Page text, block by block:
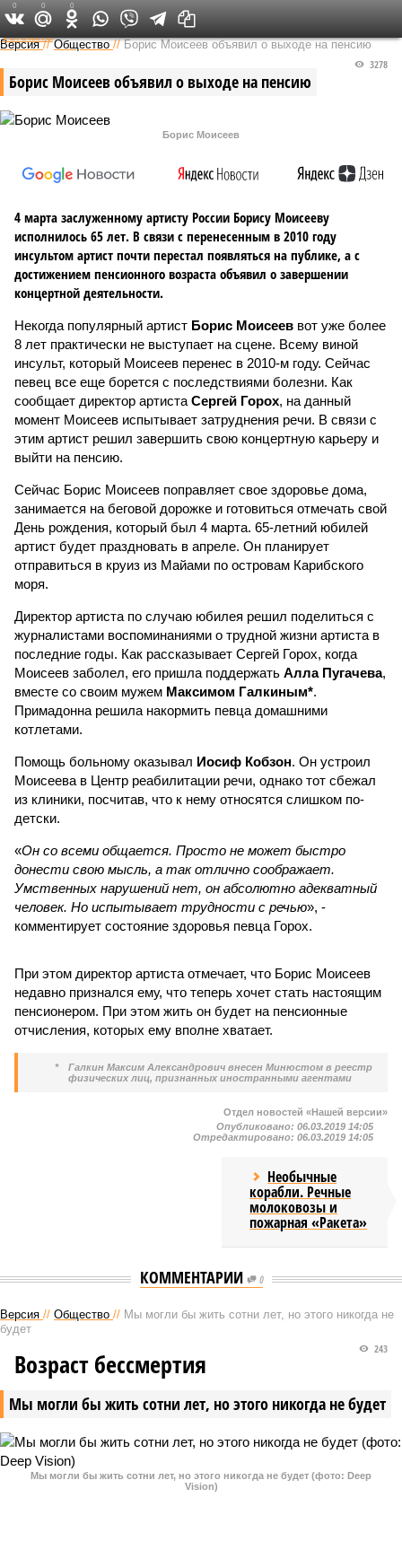
Федеральный выпуск
Версия //Общество //Борис Моисеев объявил о выходе на пенсию
Борис Моисеев объявил о выходе на пенсию
3278
Борис Моисеев
4 марта заслуженному артисту России Борису Моисееву
исполнилось 65 лет. В связи с перенесенным в 2010 году
инсультом артист почти перестал появляться на публике, а с
достижением пенсионного возраста объявил о завершении
концертной деятельности.
Некогда популярный артист Борис Моисеев вот уже более
8 лет практически не выступает на сцене. Всему виной
инсульт, который Моисеев перенес в 2010-м году. Сейчас
певец все еще борется с последствиями болезни. Как
сообщает директор артиста Сергей Горох, на данный
момент Моисеев испытывает затруднения речи. В связи с
этим артист решил завершить свою концертную карьеру и
выйти на пенсию.
Сейчас Борис Моисеев поправляет свое здоровье дома,
занимается на беговой дорожке и готовиться отмечать свой
День рождения, который был 4 марта. 65-летний юбилей
артист будет праздновать в апреле. Он планирует
отправиться в круиз из Майами по островам Карибского
моря.
Директор артиста по случаю юбилея решил поделиться с
журналистами воспоминаниями о трудной жизни артиста в
последние годы. Как рассказывает Сергей Горох, когда
Моисеев заболел, его пришла поддержать Алла Пугачева,
вместе со своим мужем Максимом Галкиным*.
Примадонна решила накормить певца домашними
котлетами.
Помощь больному оказывал Иосиф Кобзон. Он устроил
Моисеева в Центр реабилитации речи, однако тот сбежал
из клиники, посчитав, что к нему относятся слишком по-
детски.
«Он со всеми общается. Просто не может быстро
донести свою мысль, а так отлично соображает.
Умственных нарушений нет, он абсолютно адекватный
человек. Но испытывает трудности с речью», -
комментирует состояние здоровья певца Горох.
При этом директор артиста отмечает, что Борис Моисеев
недавно признался ему, что теперь хочет стать настоящим
пенсионером. При этом жить он будет на пенсионные
отчисления, которых ему вполне хватает.
*
Галкин Максим Александрович внесен Минюстом в реестр
физических лиц, признанных иностранными агентами
0 0 0
Отдел новостей «Нашей версии»
Опубликовано: 06.03.2019 14:05
Отредактировано: 06.03.2019 14:05
Необычные
корабли. Речные
молоковозы и
пожарная «Ракета»
КОММЕНТАРИИ 0
Версия // Общество // Мы могли бы жить сотни лет, но этого никогда не
будет
Мы могли бы жить сотни лет, но этого никогда не будет
243
Возраст бессмертия
Мы могли бы жить сотни лет, но этого никогда не будет (фото: Deep
Vision)